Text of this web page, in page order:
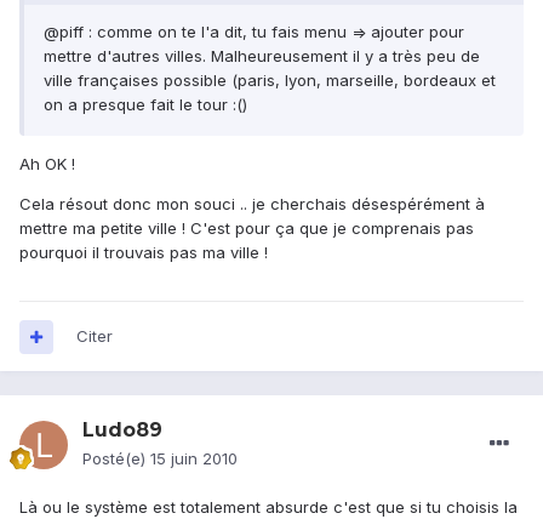
@piff : comme on te l'a dit, tu fais menu => ajouter pour
mettre d'autres villes. Malheureusement il y a très peu de
ville françaises possible (paris, lyon, marseille, bordeaux et
on a presque fait le tour :()
Ah OK !
Cela résout donc mon souci .. je cherchais désespérément à
mettre ma petite ville ! C'est pour ça que je comprenais pas
pourquoi il trouvais pas ma ville !
Citer
Ludo89
Posté(e) 15 juin 2010
Là ou le système est totalement absurde c'est que si tu choisis la